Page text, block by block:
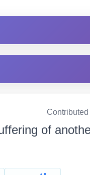
Contributed
of